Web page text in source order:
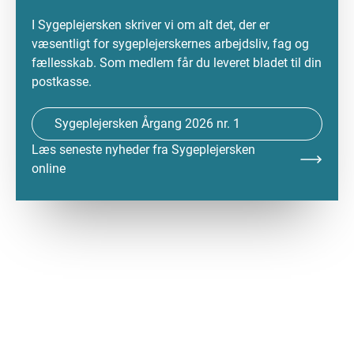
I Sygeplejersken skriver vi om alt det, der er
væsentligt for sygeplejerskernes arbejdsliv, fag og
fællesskab. Som medlem får du leveret bladet til din
postkasse.
Sygeplejersken Årgang 2026 nr. 1
Læs seneste nyheder fra Sygeplejersken
online